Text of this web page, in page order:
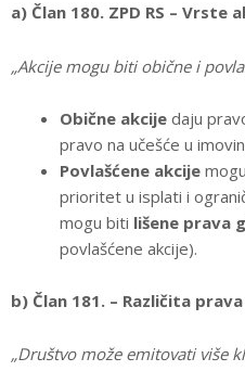
a) Član 180. ZPD RS – Vrste
„Akcije mogu biti obične i
Obične akcije daju
pravo na učešće u
Povlašćene akcije
prioritet u isplati i
mogu biti lišene prava
povlašćene akcije).
b) Član 181. – Različita
„Društvo može emitovati više